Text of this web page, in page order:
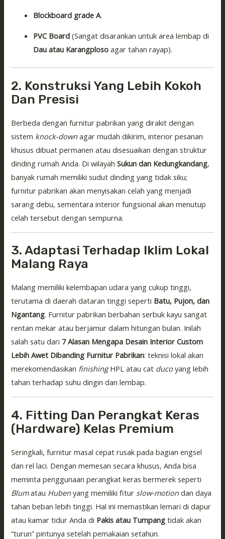
Blockboard grade A.
PVC Board (Sangat disarankan untuk area lembap di
Dau atau Karangploso agar tahan rayap).
2. Konstruksi Yang Lebih Kokoh
Dan Presisi
Berbeda dengan furnitur pabrikan yang dirakit dengan
sistem knock-down agar mudah dikirim, interior pesanan
khusus dibuat permanen atau disesuaikan dengan struktur
dinding rumah Anda. Di wilayahSukun dan Kedungkandang,
banyak rumah memiliki sudut dinding yang tidak siku;
furnitur pabrikan akan menyisakan celah yang menjadi
sarang debu, sementara interior fungsional akan menutup
celah tersebut dengan sempurna.
3. Adaptasi Terhadap Iklim Lokal
Malang Raya
Malang memiliki kelembapan udara yang cukup tinggi,
terutama di daerah dataran tinggi seperti Batu, Pujon, dan
Ngantang. Furnitur pabrikan berbahan serbuk kayu sangat
rentan mekar atau berjamur dalam hitungan bulan. Inilah
salah satu dari 7 Alasan Mengapa Desain Interior Custom
Lebih Awet Dibanding Furnitur Pabrikan: teknisi lokal akan
merekomendasikan finishingHPL atau cat duco yang lebih
tahan terhadap suhu dingin dan lembap.
4. Fitting Dan Perangkat Keras
(Hardware) Kelas Premium
Seringkali, furnitur masal cepat rusak pada bagian engsel
dan rel laci. Dengan memesan secara khusus, Anda bisa
meminta penggunaan perangkat keras bermerek seperti
Blumatau Huben yang memiliki fitur slow-motion dan daya
tahan beban lebih tinggi. Hal ini memastikan lemari di dapur
atau kamar tidur Anda di Pakis atau Tumpang tidak akan
“turun” pintunya setelah pemakaian setahun.